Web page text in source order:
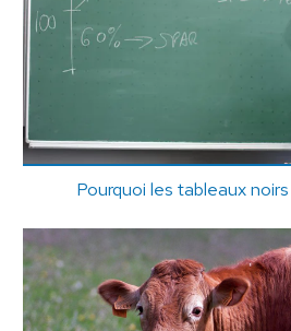
Pourquoi les tableaux